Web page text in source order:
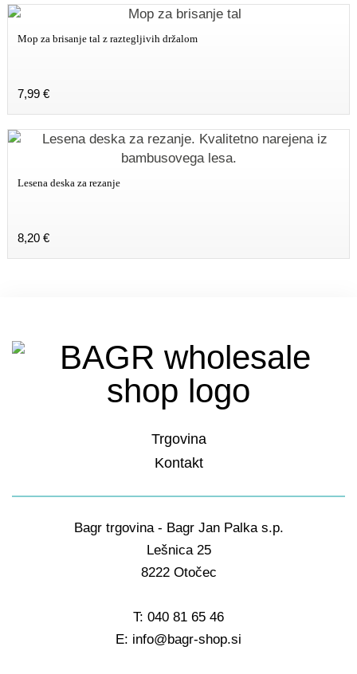
Mop za brisanje tal z raztegljivih držalom
7,99 €
Lesena deska za rezanje
8,20 €
različic.
Trgovina
Kontakt
Bagr trgovina - Bagr Jan Palka s.p.
Lešnica 25
8222 Otočec
T: 040 81 65 46
E: info@bagr-shop.si